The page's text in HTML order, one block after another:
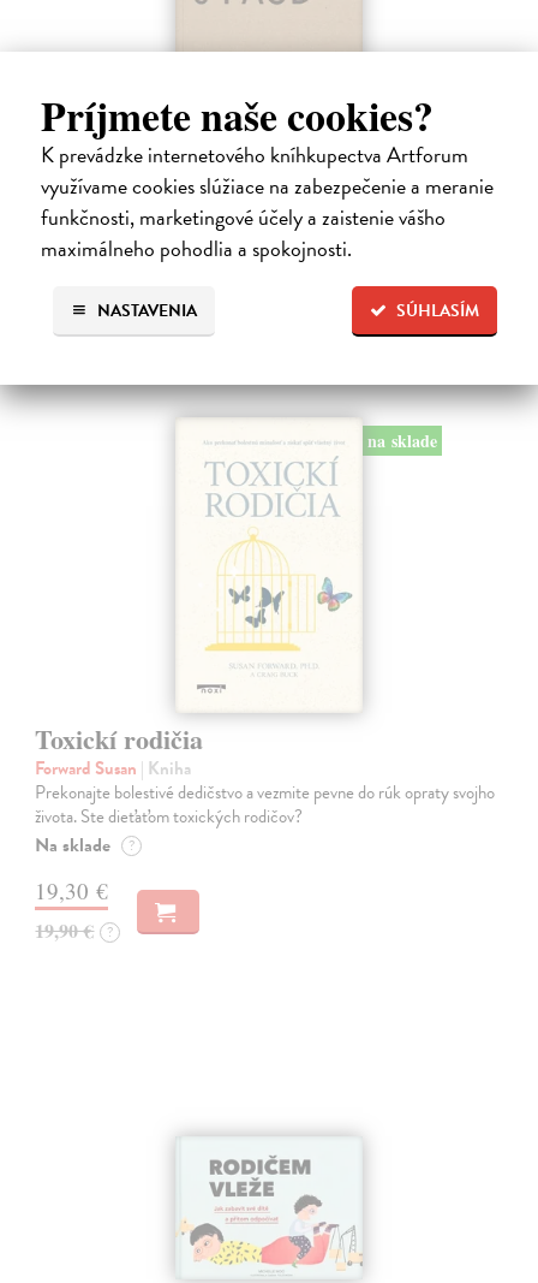
Príjmete naše cookies?
K prevádzke internetového kníhkupectva Artforum
využívame cookies slúžiace na zabezpečenie a meranie
funkčnosti, marketingové účely a zaistenie vášho
maximálneho pohodlia a spokojnosti.
SÚHLASÍM
NASTAVENIA
Ako byť rodičom dieťaťa s FASD
Brown Julia, Mather Mary| Kniha
Jedna z mála kníh o poruchách fetálneho alkoholového spektra v
slovenskom jazyku. Kniha nielen jasne a zrozumiteľne popisuje
problematiku FASD, ale ponúka aj konkrétne rady pri výchove detí s
touto diagnózou.…
10,00 €
na sklade
Toxickí rodičia
Forward Susan | Kniha
Prekonajte bolestivé dedičstvo a vezmite pevne do rúk opraty svojho
života. Ste dieťaťom toxických rodičov?
Na sklade ?
19,30 €
19,90 € ?